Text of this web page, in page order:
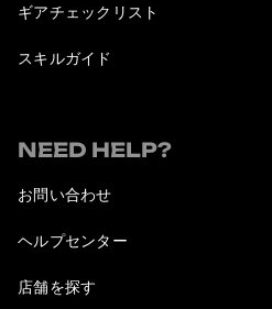
ギアチェックリスト
スキルガイド
NEED HELP?
お問い合わせ
ヘルプセンター
店舗を探す